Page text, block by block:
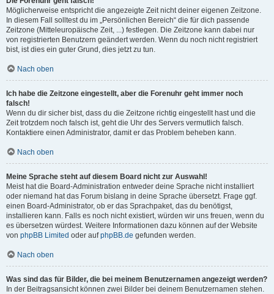
Möglicherweise entspricht die angezeigte Zeit nicht deiner eigenen Zeitzone.
In diesem Fall solltest du im „Persönlichen Bereich“ die für dich passende
Zeitzone (Mitteleuropäische Zeit, ...) festlegen. Die Zeitzone kann dabei nur
von registrierten Benutzern geändert werden. Wenn du noch nicht registriert
bist, ist dies ein guter Grund, dies jetzt zu tun.
Nach oben
Ich habe die Zeitzone eingestellt, aber die Forenuhr geht immer noch
falsch!
Wenn du dir sicher bist, dass du die Zeitzone richtig eingestellt hast und die
Zeit trotzdem noch falsch ist, geht die Uhr des Servers vermutlich falsch.
Kontaktiere einen Administrator, damit er das Problem beheben kann.
Nach oben
Meine Sprache steht auf diesem Board nicht zur Auswahl!
Meist hat die Board-Administration entweder deine Sprache nicht installiert
oder niemand hat das Forum bislang in deine Sprache übersetzt. Frage ggf.
einen Board-Administrator, ob er das Sprachpaket, das du benötigst,
installieren kann. Falls es noch nicht existiert, würden wir uns freuen, wenn du
es übersetzen würdest. Weitere Informationen dazu können auf der Website
von phpBB Limited oder aufphpBB.de gefunden werden.
Nach oben
Was sind das für Bilder, die bei meinem Benutzernamen angezeigt werden?
In der Beitragsansicht können zwei Bilder bei deinem Benutzernamen stehen.